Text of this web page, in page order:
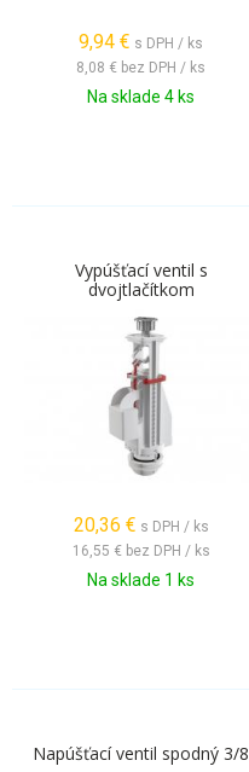
9,94 € s DPH / ks
8,08 € bez DPH / ks
Na sklade 4 ks
Vypúšťací ventil s
dvojtlačítkom
20,36 € s DPH / ks
16,55 € bez DPH / ks
Na sklade 1 ks
Napúšťací ventil spodný 3/8